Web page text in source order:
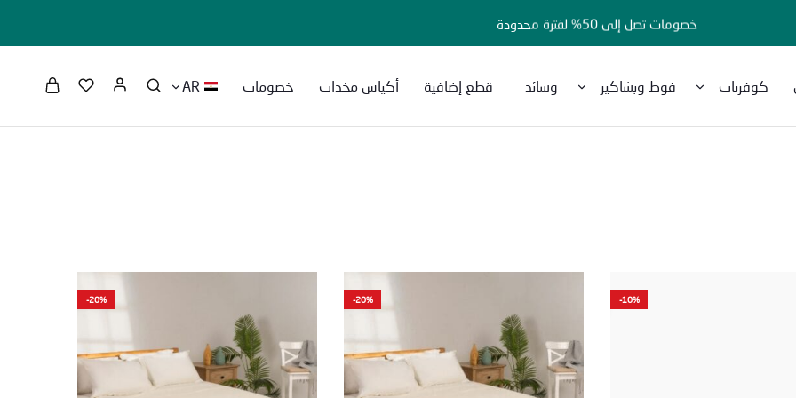
خصومات تصل إلى 50% لفترة محدودة
كوفرتات فوط وبشاكير وسائد قطع إضافية أكياس مخدات خصومات AR
-10%
-20%
-20%